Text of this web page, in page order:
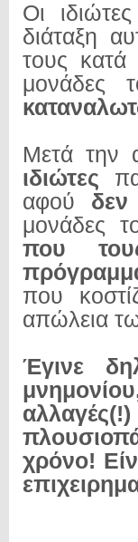
Οι
διάταξη
τους κατά
μονάδες
Μετά την
ιδιώτες
αφού δεν
μονάδες
που
που
απώλεια
Έγινε
χρόνο!